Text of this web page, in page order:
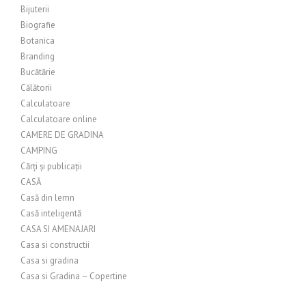
Bijuterii
Biografie
Botanica
Branding
Bucătărie
Călătorii
Calculatoare
Calculatoare online
CAMERE DE GRADINA
CAMPING
Cărți și publicații
CASĂ
Casă din lemn
Casă inteligentă
CASA SI AMENAJARI
Casa si constructii
Casa si gradina
Casa si Gradina – Copertine